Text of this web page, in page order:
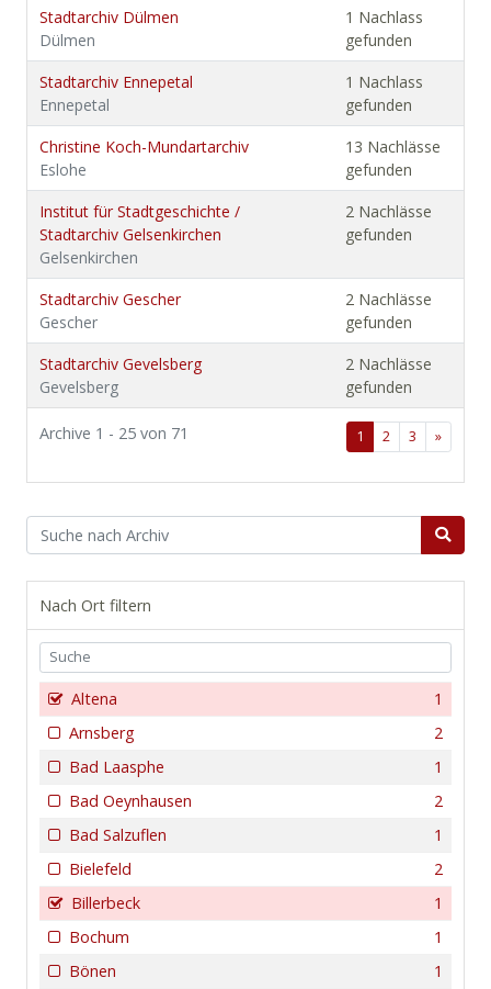
Stadtarchiv Dülmen
Dülmen
1 Nachlass
gefunden
Stadtarchiv Ennepetal
Ennepetal
1 Nachlass
gefunden
Christine Koch-Mundartarchiv
Eslohe
13 Nachlässe
gefunden
Institut für Stadtgeschichte /
Stadtarchiv Gelsenkirchen
Gelsenkirchen
2 Nachlässe
gefunden
Stadtarchiv Gescher
Gescher
2 Nachlässe
gefunden
Stadtarchiv Gevelsberg
Gevelsberg
2 Nachlässe
gefunden
Archive 1 - 25 von 71 1 2 3 »
Nach Ort filtern
1
Altena
2
Arnsberg
1
Bad Laasphe
2
Bad Oeynhausen
1
Bad Salzuflen
2
Bielefeld
1
Billerbeck
1
Bochum
1
Bönen